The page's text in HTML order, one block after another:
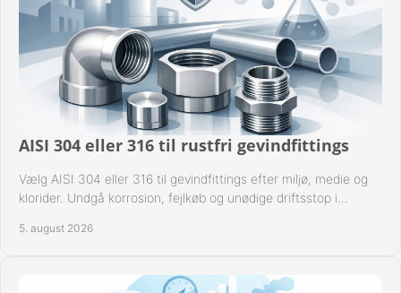
AISI 304 eller 316 til rustfri gevindfittings
Vælg AISI 304 eller 316 til gevindfittings efter miljø, medie og
klorider. Undgå korrosion, fejlkøb og unødige driftsstop i
5. august 2026